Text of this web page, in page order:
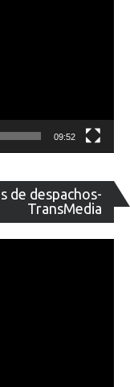
09:52
de despachos-
TransMedia
de